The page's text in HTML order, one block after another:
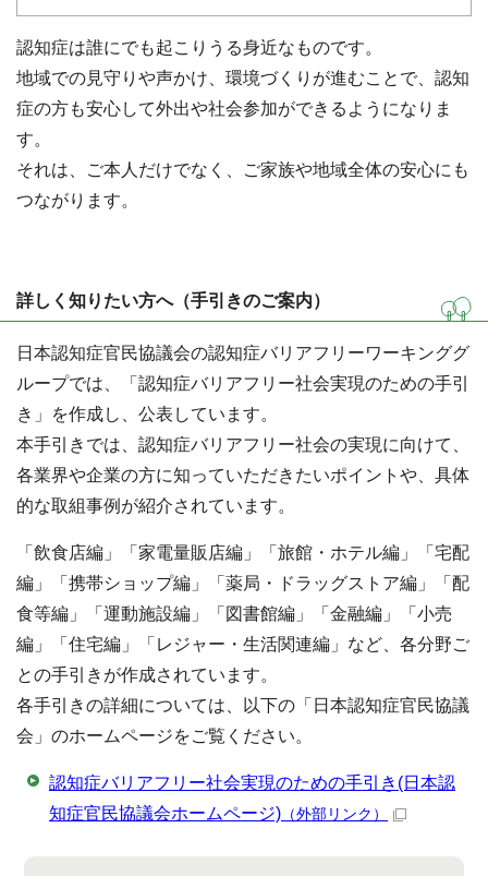
認知症は誰にでも起こりうる身近なものです。
地域での見守りや声かけ、環境づくりが進むことで、認知
症の方も安心して外出や社会参加ができるようになりま
す。
それは、ご本人だけでなく、ご家族や地域全体の安心にも
つながります。
詳しく知りたい方へ（手引きのご案内）
日本認知症官民協議会の認知症バリアフリーワーキンググ
ループでは、「認知症バリアフリー社会実現のための手引
き」を作成し、公表しています。
本手引きでは、認知症バリアフリー社会の実現に向けて、
各業界や企業の方に知っていただきたいポイントや、具体
的な取組事例が紹介されています。
「飲食店編」「家電量販店編」「旅館・ホテル編」「宅配
編」「携帯ショップ編」「薬局・ドラッグストア編」「配
食等編」「運動施設編」「図書館編」「金融編」「小売
編」「住宅編」「レジャー・生活関連編」など、各分野ご
との手引きが作成されています。
各手引きの詳細については、以下の「日本認知症官民協議
会」のホームページをご覧ください。
認知症バリアフリー社会実現のための手引き(日本認
知症官民協議会ホームページ) （外部リンク）